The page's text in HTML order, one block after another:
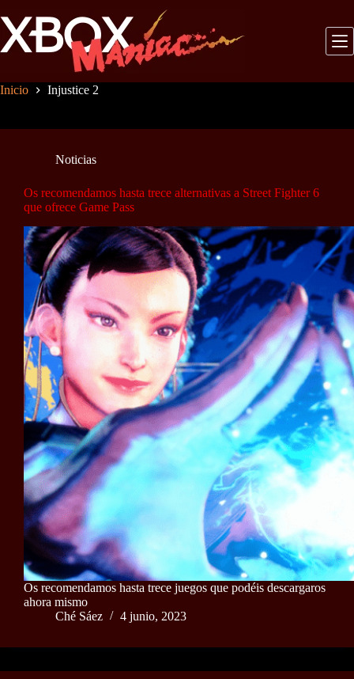
al
contenido
Inicio Injustice 2
Noticias
Os recomendamos hasta trece alternativas a Street Fighter 6
que ofrece Game Pass
Os recomendamos hasta trece juegos que podéis descargaros
ahora mismo
Ché Sáez
4 junio, 2023